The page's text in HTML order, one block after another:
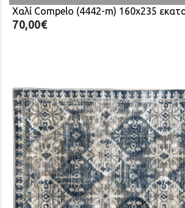
Χαλί Compelo (4442-m) 160x235
70,00€